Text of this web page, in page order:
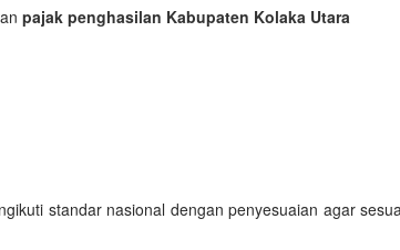
pajak penghasilan Kabupaten Kolaka Utara
standar nasional dengan penyesuaian agar